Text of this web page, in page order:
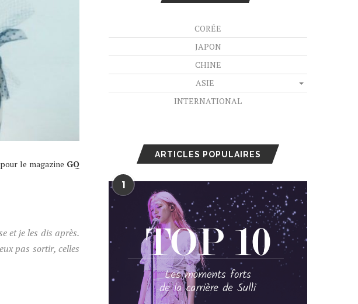
le magazine GQ
et je les dis après.
pas sortir, celles
CORÉE
JAPON
CHINE
ASIE
INTERNATIONAL
ARTICLES POPULAIRES
1